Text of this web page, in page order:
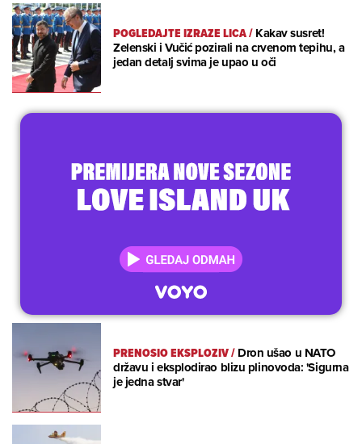
POGLEDAJTE IZRAZE LICA/Kakav susret!
Zelenski i Vučić pozirali na crvenom tepihu, a
jedan detalj svima je upao u oči
PRENOSIO EKSPLOZIV/Dron ušao u NATO
državu i eksplodirao blizu plinovoda: 'Sigurna
je jedna stvar'